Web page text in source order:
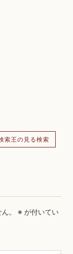
索王の見る検索
。 ※ が付いてい